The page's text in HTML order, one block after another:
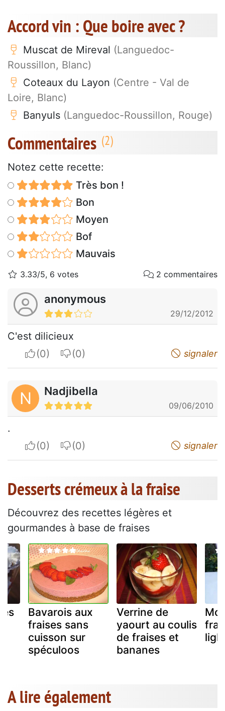
Accord vin : Que boire avec ?
Muscat de Mireval (Languedoc-
Roussillon, Blanc)
Coteaux du Layon (Centre - Val de
Loire, Blanc)
Banyuls (Languedoc-Roussillon, Rouge)
Commentaires
Notez cette recette:
Très bon !
Bon
Moyen
Bof
Mauvais
3.33/5, 6 votes 2 commentaires
anonymous
29/12/2012
C'est dilicieux
I apreciateI do not appreciate signaler
N Nadjibella
09/06/2010
.
I apreciateI do not appreciate signaler
Desserts crémeux à la fraise
Découvrez des recettes légères et
gourmandes à base de fraises
Bavarois aux
fraises sans
cuisson sur
spéculoos
Verrine de
yaourt au coulis
de fraises et
bananes
A lire également